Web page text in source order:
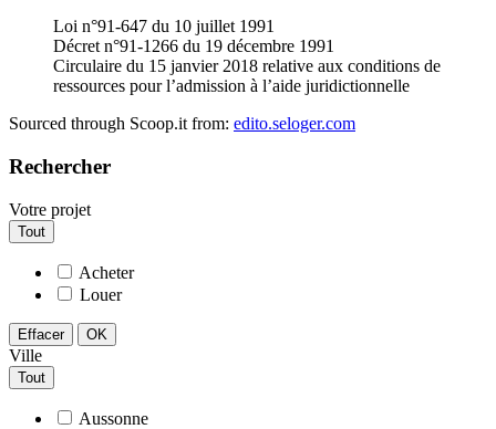
Loi n°91-647 du 10 juillet 1991
Décret n°91-1266 du 19 décembre 1991
Circulaire du 15 janvier 2018 relative aux conditions de
ressources pour l’admission à l’aide juridictionnelle
Sourced through Scoop.it from: edito.seloger.com
Rechercher
Votre projet
Tout
Acheter
Louer
Effacer OK
Ville
Tout
Aussonne